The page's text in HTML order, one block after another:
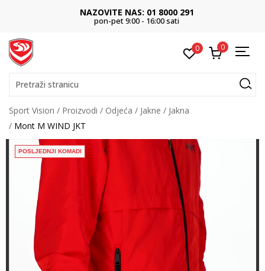
NAZOVITE NAS: 01 8000 291
pon-pet 9:00 - 16:00 sati
0 0
Pretraži stranicu
Sport Vision Proizvodi Odjeća Jakne
Jakna
Mont M WIND JKT
POSLJEDNJI KOMADI